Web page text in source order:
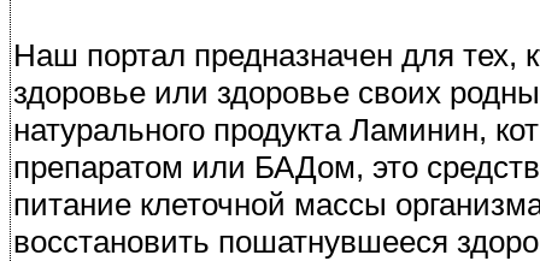
Наш портал предназначен для тех,
здоровье или здоровье своих
натурального продукта Ламинин,
препаратом или БАДом, это
питание клеточной массы
восстановить пошатнувшееся